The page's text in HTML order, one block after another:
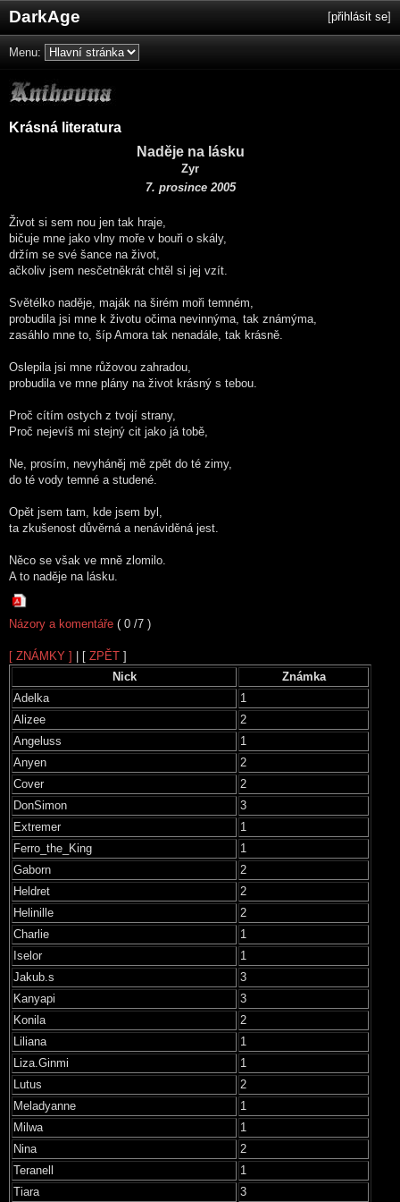
DarkAge [přihlásit se]
Menu:
Krásná literatura
Naděje na lásku
Zyr
7. prosince 2005
Život si sem nou jen tak hraje,
bičuje mne jako vlny moře v bouři o skály,
držím se své šance na život,
ačkoliv jsem nesčetněkrát chtěl si jej vzít.
Světélko naděje, maják na širém moři temném,
probudila jsi mne k životu očima nevinnýma, tak známýma,
zasáhlo mne to, šíp Amora tak nenadále, tak krásně.
Oslepila jsi mne růžovou zahradou,
probudila ve mne plány na život krásný s tebou.
Proč cítím ostych z tvojí strany,
Proč nejevíš mi stejný cit jako já tobě,
Ne, prosím, nevyháněj mě zpět do té zimy,
do té vody temné a studené.
Opět jsem tam, kde jsem byl,
ta zkušenost důvěrná a nenáviděná jest.
Něco se však ve mně zlomilo.
A to naděje na lásku.
Názory a komentáře ( 0 /7 )
[ ZNÁMKY ] | [ ZPĚT ]
Nick
Známka
Adelka
1
Alizee
2
Angeluss
1
Anyen
2
Cover
2
DonSimon
3
Extremer
1
Ferro_the_King
1
Gaborn
2
Heldret
2
Helinille
2
Charlie
1
Iselor
1
Jakub.s
3
Kanyapi
3
Konila
2
Liliana
1
Liza.Ginmi
1
Lutus
2
Meladyanne
1
Milwa
1
Nina
2
Teranell
1
Tiara
3